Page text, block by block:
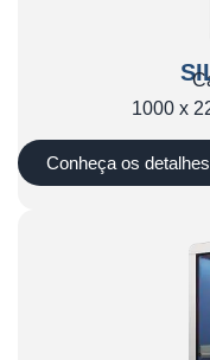
1000 x
Conheça os detalhes